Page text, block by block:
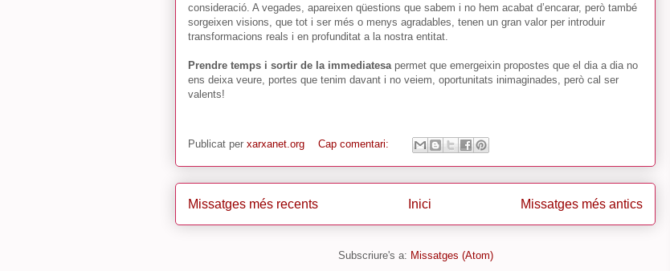
consideració. A vegades, apareixen qüestions que sabem i no hem acabat d’encarar, però també
sorgeixen visions, que tot i ser més o menys agradables, tenen un gran valor per introduir
transformacions reals i en profunditat a la nostra entitat.
Prendre temps i sortir de la immediatesapermet que emergeixin propostes que el dia a dia no
ens deixa veure, portes que tenim davant i no veiem, oportunitats inimaginades, però cal ser
valents!
Publicat per xarxanet.org Cap comentari:
Missatges més recents Missatges més antics
Inici
Subscriure's a: Missatges (Atom)